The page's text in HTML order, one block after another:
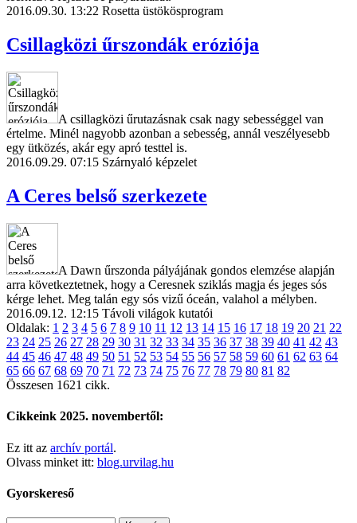
2016.09.30. 13:22 Rosetta üstökösprogram
Csillagközi űrszondák eróziója
A csillagközi űrutazásnak csak nagy sebességgel van
értelme. Minél nagyobb azonban a sebesség, annál veszélyesebb
egy ütközés, akár egy apró testtel is.
2016.09.29. 07:15 Szárnyaló képzelet
A Ceres belső szerkezete
A Dawn űrszonda pályájának gondos elemzése alapján
arra következtetnek, hogy a Ceresnek sziklás magja és jeges sós
kérge lehet. Meg talán egy sós vizű óceán, valahol a mélyben.
2016.09.12. 12:15 Távoli világok kutatói
Oldalak: 1 2 3 4 5 6 7 8 9 10 11 12 13 14 15 16 17 18 19 20 21 22
23 24 25 26 27 28 29 30 31 32 33 34 35 36 37 38 39 40 41 42 43
44 45 46 47 48 49 50 51 52 53 54 55 56 57 58 59 60 61 62 63 64
65 66 67 68 69 70 71 72 73 74 75 76 77 78 79 80 81 82
Összesen 1621 cikk.
Cikkeink 2025. novembertől:
Ez itt az archív portál.
Olvass minket itt: blog.urvilag.hu
Gyorskereső